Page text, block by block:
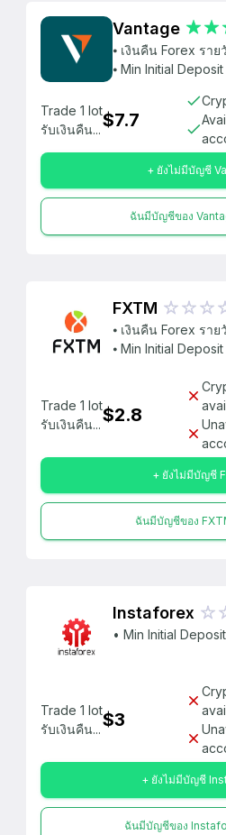
Vantage
⦁ เงินคืน Forex ราย
⦁ Min Initial
Trade 1 lot
รับเงินคืน...$7.7
+ ยังไม่มีบัญชี
ฉันมีบัญชีของ
FXTM
⦁ เงินคืน Forex ราย
⦁ Min Initial Deposit
Trade 1 lot
รับเงินคืน...$2.8
+ ยังไม่มีบัญชี
ฉันมีบัญชีของ
Instaforex
• Min Initial
Trade 1 lot
รับเงินคืน...$3
+ ยังไม่มีบัญชี
ฉันมีบัญชีของ